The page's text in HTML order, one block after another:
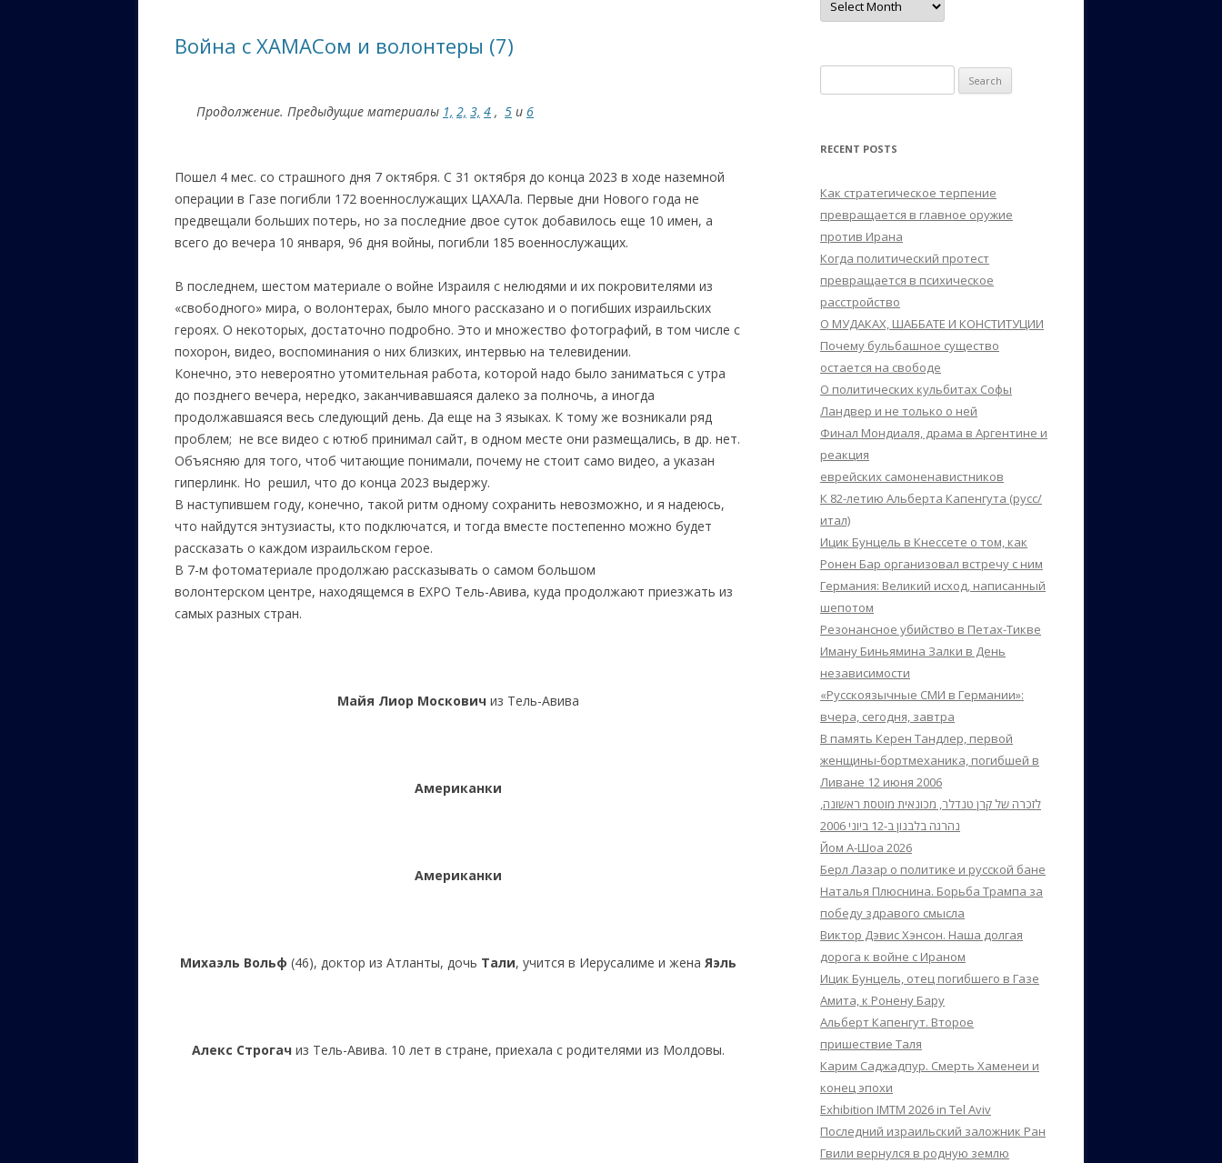
КАЛИНКОВИЧАХ СЕЙЧАС
ВАШИ ПИСЬМА
ОТЗЫВЫ, ПРЕДЛОЖЕНИЯ,
УТОЧНЕНИЯ, ДОПОЛНЕНИЯ
КТО КОГО ИЩЕТ
Война с ХАМАСом и волонтеры (7)
Продолжение. Предыдущие материалы 1, 2, 3, 4 , 5 и 6
Пошел 4 мес. со страшного дня 7 октября. С 31 октября до конца 2023 в ходе наземной
операции в Газе погибли 172 военнослужащих ЦАХАЛа. Первые дни Нового года не
предвещали больших потерь, но за последние двое суток добавилось еще 10 имен, а
всего до вечера 10 января, 96 дня войны, погибли 185 военнослужащих.
В последнем, шестом материале о войне Израиля с нелюдями и их покровителями из
«свободного» мира, о волонтерах, было много рассказано и о погибших израильских
героях. О некоторых, достаточно подробно. Это и множество фотографий, в том числе с
похорон, видео, воспоминания о них близких, интервью на телевидении.
Конечно, это невероятно утомительная работа, которой надо было заниматься с утра
до позднего вечера, нередко, заканчивавшаяся далеко за полночь, а иногда
продолжавшаяся весь следующий день. Да еще на 3 языках. К тому же возникали ряд
проблем; не все видео с ютюб принимал сайт, в одном месте они размещались, в др. нет.
Объясняю для того, чтоб читающие понимали, почему не стоит само видео, а указан
гиперлинк. Но решил, что до конца 2023 выдержу.
В наступившем году, конечно, такой ритм одному сохранить невозможно, и я надеюсь,
что найдутся энтузиасты, кто подключатся, и тогда вместе постепенно можно будет
рассказать о каждом израильском герое.
В 7-м фотоматериале продолжаю рассказывать о самом большом
волонтерском центре, находящемся в EXPO Тель-Авива, куда продолжают приезжать из
самых разных стран.
Майя Лиор Москович из Тель-Авива
Американки
Американки
Михаэль Вольф (46), доктор из Атланты, дочь Тали, учится в Иерусалиме и женаЯэль
Алекс Строгач из Тель-Авива. 10 лет в стране, приехала с родителями из Молдовы.
for:
RECENT POSTS
Как стратегическое терпение
превращается в главное оружие
против Ирана
Когда политический протест
превращается в психическое
расстройство
О МУДАКАХ, ШАББАТЕ И КОНСТИТУЦИИ
Почему бульбашное существо
остается на свободе
О политических кульбитах Софы
Ландвер и не только о ней
Финал Мондиаля, драма в Аргентине и
реакция
еврейских самоненавистников
К 82-летию Альберта Капенгута (русс/
итал)
Ицик Бунцель в Кнессете о том, как
Ронен Бар организовал встречу с ним
Германия: Великий исход, написанный
шепотом
Резонансное убийство в Петах-Тикве
Иману Биньямина Залки в День
независимости
«Русскоязычные СМИ в Германии»:
вчера, сегодня, завтра
В память Керен Тандлер, первой
женщины-бортмеханика, погибшей в
Ливане 12 июня 2006
לזכרה של קרן טנדלר, מכונאית מוטסת ראשונה,
נהרגה בלבנון ב-12 ביוני 2006
Йом А-Шоа 2026
Берл Лазар о политике и русской бане
Наталья Плюснина. Борьба Трампа за
победу здравого смысла
Виктор Дэвис Хэнсон. Наша долгая
дорога к войне с Ираном
Ицик Бунцель, отец погибшего в Газе
Амита, к Ронену Бару
Альберт Капенгут. Второе
пришествие Таля
Карим Саджадпур. Смерть Хаменеи и
конец эпохи
Exhibition IMTM 2026 in Tel Aviv
Последний израильский заложник Ран
Гвили вернулся в родную землю